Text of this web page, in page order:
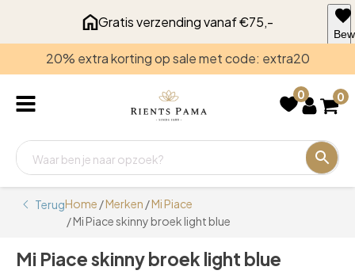
Gratis verzending vanaf €75,-
20% extra korting op sale met code: extra20
0 0
TerugHome /Merken /Mi Piace
/ Mi Piace skinny broek light blue
Mi Piace skinny broek light blue
voor